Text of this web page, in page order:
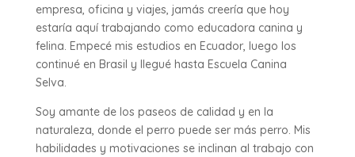
empresa, oficina y viajes, jamás creería que hoy
estaría aquí trabajando como educadora canina y
felina. Empecé mis estudios en Ecuador, luego los
continué en Brasil y llegué hasta Escuela Canina
Selva.
Soy amante de los paseos de calidad y en la
naturaleza, donde el perro puede ser más perro. Mis
habilidades y motivaciones se inclinan al trabajo con